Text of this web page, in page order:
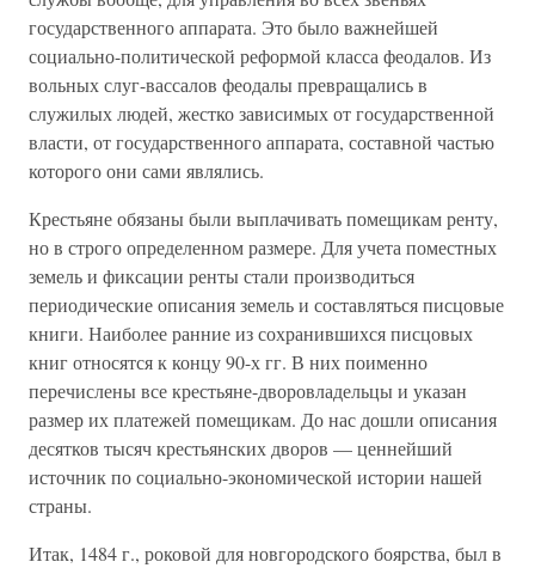
государственного аппарата. Это было важнейшей
социально-политической реформой класса феодалов. Из
вольных слуг-вассалов феодалы превращались в
служилых людей, жестко зависимых от государственной
власти, от государственного аппарата, составной частью
которого они сами являлись.
Крестьяне обязаны были выплачивать помещикам ренту,
но в строго определенном размере. Для учета поместных
земель и фиксации ренты стали производиться
периодические описания земель и составляться писцовые
книги. Наиболее ранние из сохранившихся писцовых
книг относятся к концу 90-х гг. В них поименно
перечислены все крестьяне-дворовладельцы и указан
размер их платежей помещикам. До нас дошли описания
десятков тысяч крестьянских дворов — ценнейший
источник по социально-экономической истории нашей
страны.
Итак, 1484 г., роковой для новгородского боярства, был в